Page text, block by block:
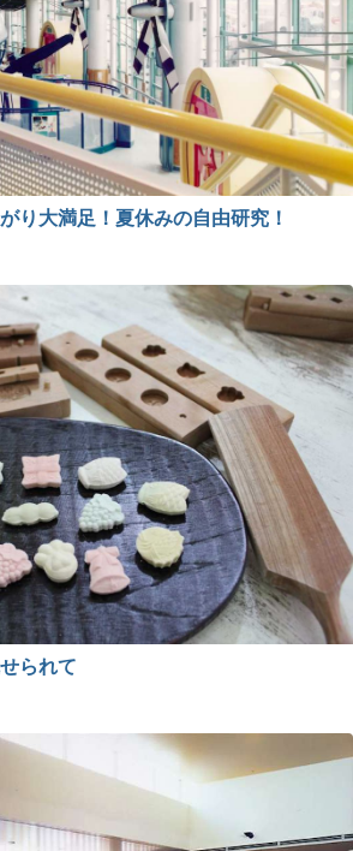
り大満足！夏休みの自由研究！
られて